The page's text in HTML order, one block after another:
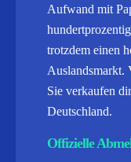
Aufwand mit
trotzdem einen
Auslandsmarkt.
Sie verkaufen
Deutschland.
Offizielle